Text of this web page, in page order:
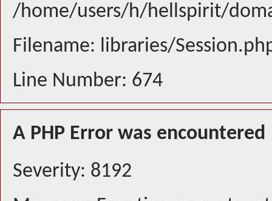
/home/users/h/hellspirit/
Filename: libraries/
Line Number: 674
A PHP Error was encountered
Severity: 8192